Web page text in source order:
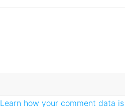
Learn how your comment data